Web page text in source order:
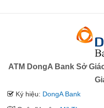
ATM DongA Bank Sở
Ký hiệu: DongA Bank